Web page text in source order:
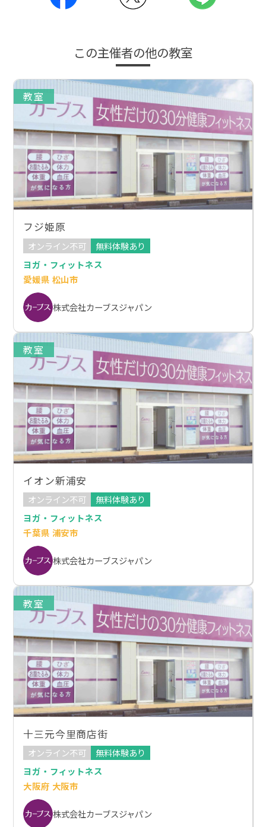
この主催者の他の教室
教室
フジ姫原
オンライン不可
無料体験あり
ヨガ・フィットネス
愛媛県 松山市
株式会社カーブスジャパン
教室
イオン新浦安
オンライン不可
無料体験あり
ヨガ・フィットネス
千葉県 浦安市
株式会社カーブスジャパン
教室
十三元今里商店街
オンライン不可
無料体験あり
ヨガ・フィットネス
大阪府 大阪市
株式会社カーブスジャパン